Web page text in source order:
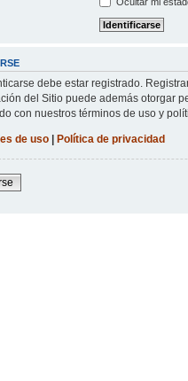
debe estar registrado.
del Sitio puede además otorgar
con nuestros términos de uso y
de uso| Política de privacidad